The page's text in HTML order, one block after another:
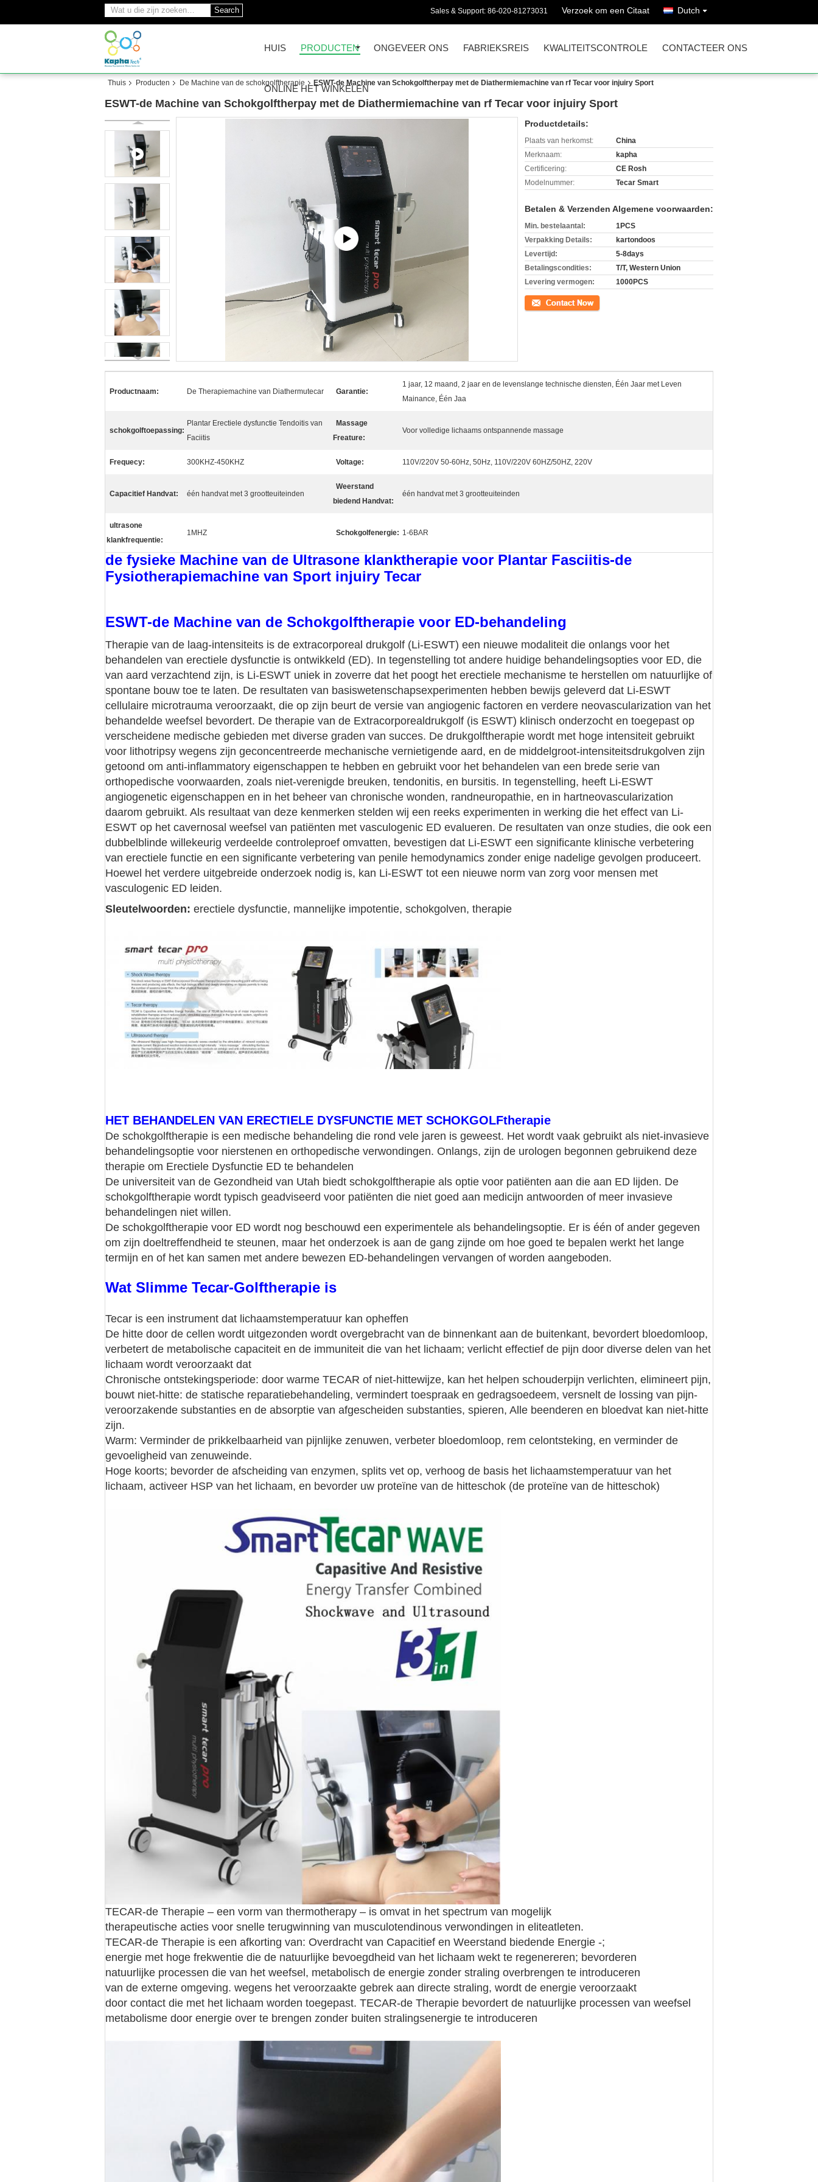
Search Sales & Support: 86-020-81273031 Verzoek om een Citaat Dutch
HUIS PRODUCTEN ONGEVEER ONS FABRIEKSREIS KWALITEITSCONTROLE CONTACTEER ONS
ONLINE HET WINKELEN
Thuis Producten De Machine van de schokgolftherapie ESWT-de Machine van Schokgolftherpay met de Diathermiemachine van rf Tecar voor injuiry Sport
ESWT-de Machine van Schokgolftherpay met de Diathermiemachine van rf Tecar voor injuiry Sport
Productdetails:
Plaats van herkomst:
China
Merknaam:
kapha
Certificering:
CE Rosh
Modelnummer:
Tecar Smart
Betalen & Verzenden Algemene voorwaarden:
Min. bestelaantal:
1PCS
Verpakking Details:
kartondoos
Levertijd:
5-8days
Betalingscondities:
T/T, Western Union
Levering vermogen:
1000PCS
Contact
Productnaam: De Therapiemachine van Diathermutecar Garantie:
1 jaar, 12 maand, 2 jaar en de levenslange technische diensten, Één Jaar met Leven
Mainance, Één Jaa
schokgolftoepassing:
Plantar Erectiele dysfunctie Tendoitis van
Faciitis
Massage
Freature:
Voor volledige lichaams ontspannende massage
Frequecy: 300KHZ-450KHZ Voltage: 110V/220V 50-60Hz, 50Hz, 110V/220V 60HZ/50HZ, 220V
Capacitief Handvat: één handvat met 3 grootteuiteinden
Weerstand
biedend Handvat:
één handvat met 3 grootteuiteinden
ultrasone
klankfrequentie:
1MHZ Schokgolfenergie: 1-6BAR
de fysieke Machine van de Ultrasone klanktherapie voor Plantar Fasciitis-de
Fysiotherapiemachine van Sport injuiry Tecar
ESWT-de Machine van de Schokgolftherapie voor ED-behandeling
Therapie van de laag-intensiteits is de extracorporeal drukgolf (Li-ESWT) een nieuwe modaliteit die onlangs voor het
behandelen van erectiele dysfunctie is ontwikkeld (ED). In tegenstelling tot andere huidige behandelingsopties voor ED, die
van aard verzachtend zijn, is Li-ESWT uniek in zoverre dat het poogt het erectiele mechanisme te herstellen om natuurlijke of
spontane bouw toe te laten. De resultaten van basiswetenschapsexperimenten hebben bewijs geleverd dat Li-ESWT
cellulaire microtrauma veroorzaakt, die op zijn beurt de versie van angiogenic factoren en verdere neovascularization van het
behandelde weefsel bevordert. De therapie van de Extracorporealdrukgolf (is ESWT) klinisch onderzocht en toegepast op
verscheidene medische gebieden met diverse graden van succes. De drukgolftherapie wordt met hoge intensiteit gebruikt
voor lithotripsy wegens zijn geconcentreerde mechanische vernietigende aard, en de middelgroot-intensiteitsdrukgolven zijn
getoond om anti-inflammatory eigenschappen te hebben en gebruikt voor het behandelen van een brede serie van
orthopedische voorwaarden, zoals niet-verenigde breuken, tendonitis, en bursitis. In tegenstelling, heeft Li-ESWT
angiogenetic eigenschappen en in het beheer van chronische wonden, randneuropathie, en in hartneovascularization
daarom gebruikt. Als resultaat van deze kenmerken stelden wij een reeks experimenten in werking die het effect van Li-
ESWT op het cavernosal weefsel van patiënten met vasculogenic ED evalueren. De resultaten van onze studies, die ook een
dubbelblinde willekeurig verdeelde controleproef omvatten, bevestigen dat Li-ESWT een significante klinische verbetering
van erectiele functie en een significante verbetering van penile hemodynamics zonder enige nadelige gevolgen produceert.
Hoewel het verdere uitgebreide onderzoek nodig is, kan Li-ESWT tot een nieuwe norm van zorg voor mensen met
vasculogenic ED leiden.
Sleutelwoorden: erectiele dysfunctie, mannelijke impotentie, schokgolven, therapie
HET BEHANDELEN VAN ERECTIELE DYSFUNCTIE MET SCHOKGOLFtherapie
De schokgolftherapie is een medische behandeling die rond vele jaren is geweest. Het wordt vaak gebruikt als niet-invasieve
behandelingsoptie voor nierstenen en orthopedische verwondingen. Onlangs, zijn de urologen begonnen gebruikend deze
therapie om Erectiele Dysfunctie ED te behandelen
De universiteit van de Gezondheid van Utah biedt schokgolftherapie als optie voor patiënten aan die aan ED lijden. De
schokgolftherapie wordt typisch geadviseerd voor patiënten die niet goed aan medicijn antwoorden of meer invasieve
behandelingen niet willen.
De schokgolftherapie voor ED wordt nog beschouwd een experimentele als behandelingsoptie. Er is één of ander gegeven
om zijn doeltreffendheid te steunen, maar het onderzoek is aan de gang zijnde om hoe goed te bepalen werkt het lange
termijn en of het kan samen met andere bewezen ED-behandelingen vervangen of worden aangeboden.
Wat Slimme Tecar-Golftherapie is
Tecar is een instrument dat lichaamstemperatuur kan opheffen
De hitte door de cellen wordt uitgezonden wordt overgebracht van de binnenkant aan de buitenkant, bevordert bloedomloop,
verbetert de metabolische capaciteit en de immuniteit die van het lichaam; verlicht effectief de pijn door diverse delen van het
lichaam wordt veroorzaakt dat
Chronische ontstekingsperiode: door warme TECAR of niet-hittewijze, kan het helpen schouderpijn verlichten, elimineert pijn,
bouwt niet-hitte: de statische reparatiebehandeling, vermindert toespraak en gedragsoedeem, versnelt de lossing van pijn-
veroorzakende substanties en de absorptie van afgescheiden substanties, spieren, Alle beenderen en bloedvat kan niet-hitte
zijn.
Warm: Verminder de prikkelbaarheid van pijnlijke zenuwen, verbeter bloedomloop, rem celontsteking, en verminder de
gevoeligheid van zenuweinde.
Hoge koorts; bevorder de afscheiding van enzymen, splits vet op, verhoog de basis het lichaamstemperatuur van het
lichaam, activeer HSP van het lichaam, en bevorder uw proteïne van de hitteschok (de proteïne van de hitteschok)
TECAR-de Therapie – een vorm van thermotherapy – is omvat in het spectrum van mogelijk
therapeutische acties voor snelle terugwinning van musculotendinous verwondingen in eliteatleten.
TECAR-de Therapie is een afkorting van: Overdracht van Capacitief en Weerstand biedende Energie -;
energie met hoge frekwentie die de natuurlijke bevoegdheid van het lichaam wekt te regenereren; bevorderen
natuurlijke processen die van het weefsel, metabolisch de energie zonder straling overbrengen te introduceren
van de externe omgeving. wegens het veroorzaakte gebrek aan directe straling, wordt de energie veroorzaakt
door contact die met het lichaam worden toegepast. TECAR-de Therapie bevordert de natuurlijke processen van weefsel
metabolisme door energie over te brengen zonder buiten stralingsenergie te introduceren